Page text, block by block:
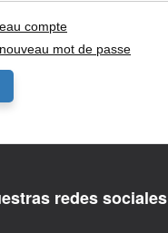
compte
mot de passe
redes sociales